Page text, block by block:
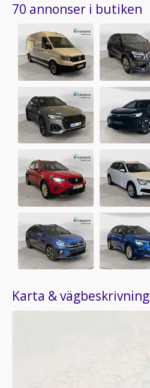
70 annonser i butiken
Karta & vägbeskrivning